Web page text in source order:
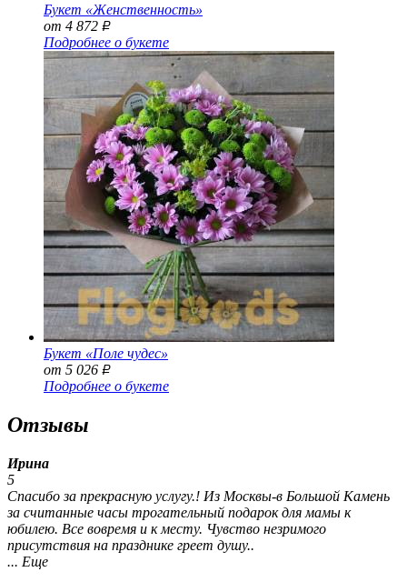
Букет «Женственность»
от 4 872 Р
Подробнее о букете
Букет «Поле чудес»
от 5 026 Р
Подробнее о букете
Отзывы
Ирина
5
Спасибо за прекрасную услугу.! Из Москвы-в Большой Камень
за считанные часы трогательный подарок для мамы к
юбилею. Все вовремя и к месту. Чувство незримого
присутствия на празднике греет душу..
... Еще